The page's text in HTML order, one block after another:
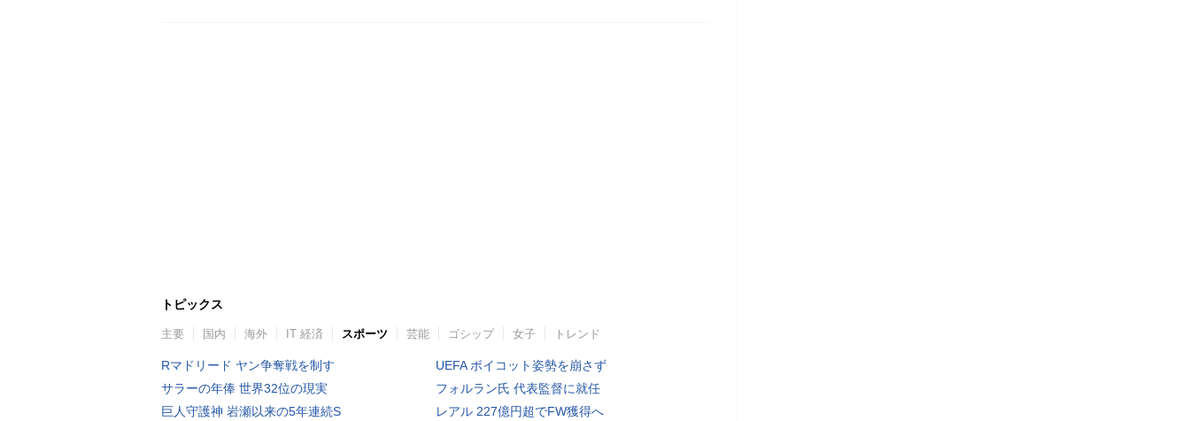
トピックス
主要 国内 海外 IT 経済 スポーツ 芸能 ゴシップ 女子 トレンド
Rマドリード ヤン争奪戦を制す
サラーの年俸 世界32位の現実
巨人守護神 岩瀬以来の5年連続S
UEFA ボイコット姿勢を崩さず
フォルラン氏 代表監督に就任
レアル 227億円超でFW獲得へ